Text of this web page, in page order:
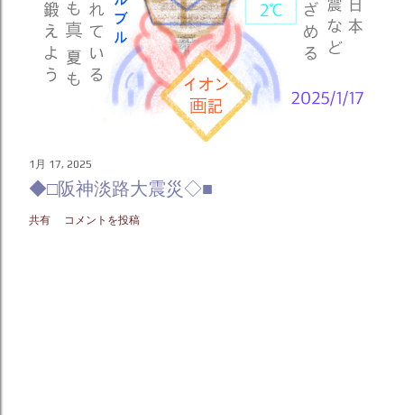
1月 17, 2025
◆□阪神淡路大震災◇■
共有 コメントを投稿